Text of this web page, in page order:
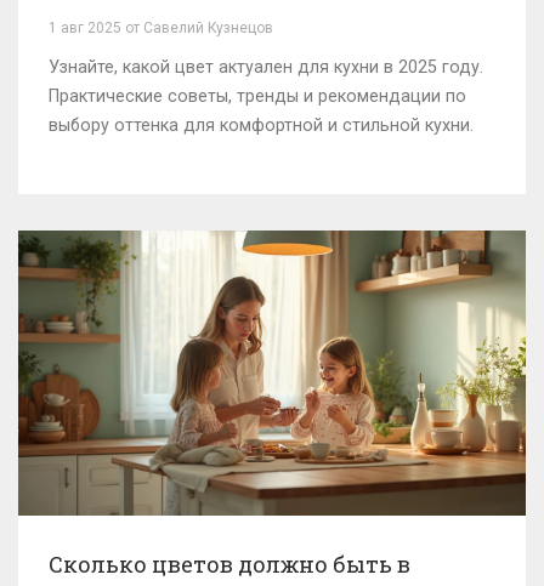
кухни 2025
1 авг 2025 от Савелий Кузнецов
Узнайте, какой цвет актуален для кухни в 2025 году.
Практические советы, тренды и рекомендации по
выбору оттенка для комфортной и стильной кухни.
Сколько цветов должно быть в